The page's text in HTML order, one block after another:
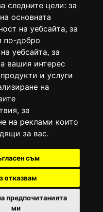
следните цели: за
основната
на уебсайта, за
по-добро
уебсайта, за
вашия интерес
и услуги
на
, за
на реклами които
за вас.
съм
отказвам
предпочитанията
ми
в националния
(Българска национална
4722.
Вяра информационен
със свидетелство за марка